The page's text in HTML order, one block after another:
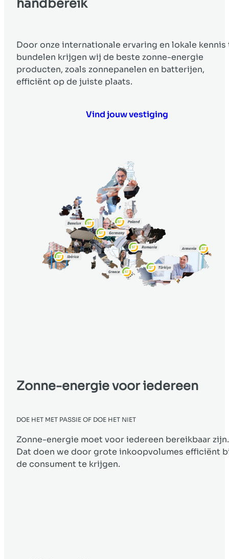
handbereik
Door onze internationale ervaring en lokale kennis
bundelen krijgen wij de beste zonne-energie
producten, zoals zonnepanelen en batterijen,
efficiënt op de juiste plaats.
Vind jouw vestiging
Zonne-energie vooriedereen
DOE HET MET PASSIE OF DOE HET NIET
Zonne-energie moet voor iedereen bereikbaar zijn.
Dat doen we door grote inkoopvolumes efficiënt
de consument te krijgen.